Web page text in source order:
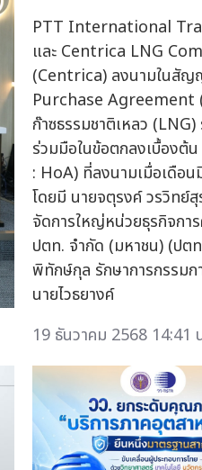
PTT International
และ Centrica LNG
(Centrica) ลงนามในสัญ
Purchase Agreement
ก๊าซธรรมชาติเหลว
ร่วมมือในข้อตกลงเบื้อง
: HoA) ที่ลงนามเมื่อเดือ
โดยมี นายจตุรงค์ วรวิทย์
จัดการใหญ่หน่วยธุรกิจกา
ปตท. จำกัด (มหาชน) (ปต
พิทักษ์กุล รักษาการกรรม
นายไวธยางค์
19 ธันวาคม 2568 14:41